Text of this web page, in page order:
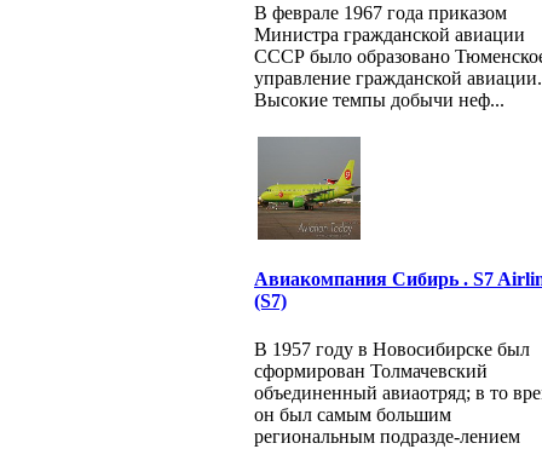
В феврале 1967 года приказом
Министра гражданской авиации
СССР было образовано
управление гражданской авиации.
Высокие темпы добычи неф...
Авиакомпания Сибирь . S7
(S7)
В 1957 году в Новосибирске был
сформирован Толмачевский
объединенный авиаотряд; в то
он был самым большим
региональным подразде-лением